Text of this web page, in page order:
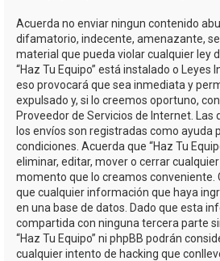
Acuerda no enviar ningun contenido
difamatorio, indecente, amenazante,
material que pueda violar cualquier ley
“Haz Tu Equipo” está instalado o Leyes
eso provocará que sea inmediata y
expulsado y, si lo creemos oportuno,
Proveedor de Servicios de Internet. Las
los envíos son registradas como ayuda
condiciones. Acuerda que “Haz Tu
eliminar, editar, mover o cerrar
momento que lo creamos conveniente.
que cualquier información que haya
en una base de datos. Dado que esta
compartida con ninguna tercera parte
“Haz Tu Equipo” ni phpBB podrán
cualquier intento de hacking que